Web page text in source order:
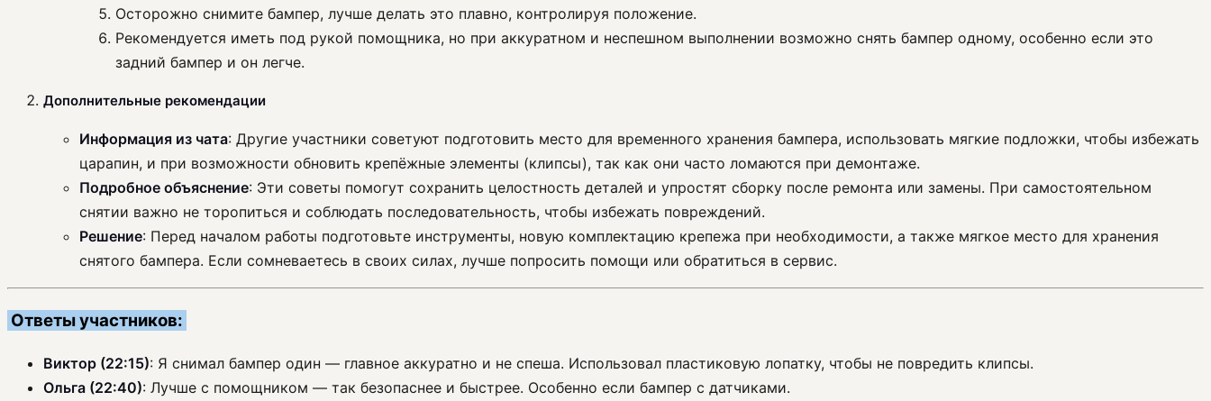
Осторожно снимите бампер, лучше делать это плавно, контролируя положение.
Рекомендуется иметь под рукой помощника, но при аккуратном и неспешном выполнении возможно снять бампер одному, особенно если это
задний бампер и он легче.
Дополнительные рекомендации
Информация из чата: Другие участники советуют подготовить место для временного хранения бампера, использовать мягкие подложки, чтобы избежать
царапин, и при возможности обновить крепёжные элементы (клипсы), так как они часто ломаются при демонтаже.
Подробное объяснение: Эти советы помогут сохранить целостность деталей и упростят сборку после ремонта или замены. При самостоятельном
снятии важно не торопиться и соблюдать последовательность, чтобы избежать повреждений.
Решение: Перед началом работы подготовьте инструменты, новую комплектацию крепежа при необходимости, а также мягкое место для хранения
снятого бампера. Если сомневаетесь в своих силах, лучше попросить помощи или обратиться в сервис.
Ответы участников:
Виктор (22:15): Я снимал бампер один — главное аккуратно и не спеша. Использовал пластиковую лопатку, чтобы не повредить клипсы.
Ольга (22:40): Лучше с помощником — так безопаснее и быстрее. Особенно если бампер с датчиками.